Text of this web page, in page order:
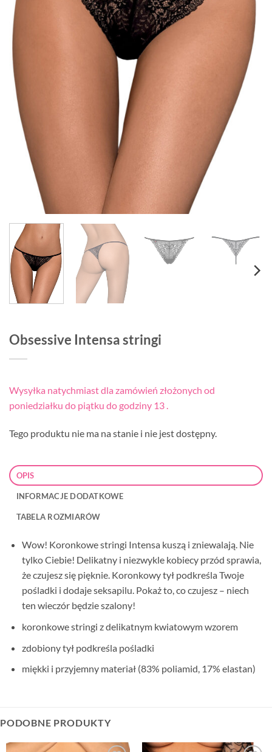
Obsessive Intensa stringi
Wysyłka natychmiast dla zamówień złożonych od
poniedziałku do piątku do godziny 13 .
Tego produktu nie ma na stanie i nie jest dostępny.
OPIS
INFORMACJE DODATKOWE
TABELA ROZMIARÓW
Wow! Koronkowe stringi Intensa kuszą i zniewalają. Nie
tylko Ciebie! Delikatny i niezwykle kobiecy przód sprawia,
że czujesz się pięknie. Koronkowy tył podkreśla Twoje
pośladki i dodaje seksapilu. Pokaż to, co czujesz – niech
ten wieczór będzie szalony!
koronkowe stringi z delikatnym kwiatowym wzorem
zdobiony tył podkreśla pośladki
miękki i przyjemny materiał (83% poliamid, 17% elastan)
PODOBNE PRODUKTY